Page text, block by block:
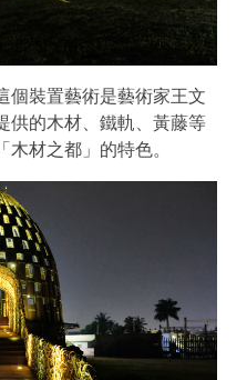
個裝置藝術是藝術家王文
供的木材、鐵軌、黃藤等
材之都」的特色。